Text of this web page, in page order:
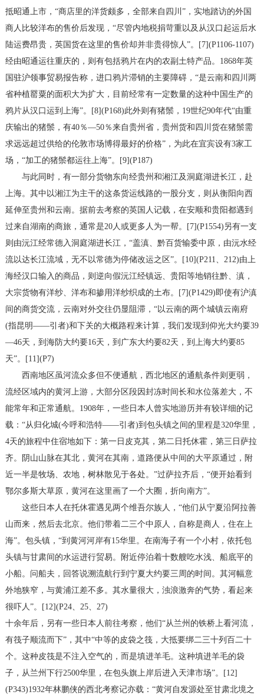
抵昭通上市，“商店里的洋货颇多，全部来自四川”，实地踏访的外国
商人比较洋布的售价后发现，“尽管内地税捐苛重以及从汉口起运后水
陆运费昂贵，英国货在这里的售价却并非贵得惊人”。[7](P1106-1107)
经由昭通运往重庆的，则有包括鸦片在内的农副土特产品。1868年英
国驻沪领事贸易报告称，进口鸦片滞销的主要障碍，“是云南和四川两
省种植罂粟的面积大为扩大，目前经常有一定数量的这种中国生产的
鸦片从汉口运到上海”。[8](P168)此外则有猪鬃，19世纪90年代“由重
庆输出的猪鬃，有40％—50％来自贵州省，贵州货和四川货在猪鬃需
求远远超过供给的伦敦市场博得最好的价格”，为此在宜宾设有3家工
场，“加工的猪鬃都运往上海”。[9](P187)
与此同时，有一部分货物东向经贵州和湘江及洞庭湖进长江，赴
上海。其中以湘江为主干的这条货运线路的一股分支，则从衡阳向西
延伸至贵州和云南。据前去考察的英国人记载，在安顺和贵阳都遇到
过来自湖南的商旅，通常是20人或更多人为一帮。[7](P1554)另有一支
则由沅江经常德入洞庭湖进长江，“盖滇、黔百货输委中原，由沅水经
流以达长江流域，无不以常德为停储改运之区”。[10](P211、212)由上
海经汉口输入的商品，则逆向假沅江经镇远、贵阳等地销往黔、滇，
大宗货物有洋纱、洋布和掺用洋纱织成的土布。[7](P1429)即使有沪滇
间的商货交流，云南对外交往仍显阻滞，“以云南的两个城镇云南府
(指昆明——引者)和下关的大概路程来计算，我们发现到仰光大约要39
—46天，到海防大约要16天，到广东大约要82天，到上海大约要85
天”。[11](P7)
西南地区虽河流众多但不便通航，西北地区的通航条件则更弱，
流经区域内的黄河上游，大部分区段因封冻时间长和水位落差大，不
能常年和正常通航。1908年，一些日本人曾实地游历并有较详细的记
载：“从归化城(今呼和浩特——引者)到包头镇之间的里程是320华里，
4天的旅程中住宿地如下：第一日皮克其，第二日托休霍，第三日萨拉
齐。阴山山脉在其北，黄河在其南，道路便从中间的大平原通过，附
近一半是牧场、农地，树林散见于各处。”过萨拉齐后，“便开始看到
鄂尔多斯大草原，黄河在这里画了一个大圈，折向南方”。
这些日本人在托休霍遇见两个维吾尔族人，“他们从宁夏沿阿拉善
山而来，然后去北京。他们带着二三个中原人，自称是商人，住在上
海”。包头镇，“到黄河河岸有15华里。在南海子有一个小村，依托包
头镇与甘肃间的水运进行贸易。附近停泊着十数艘吃水浅、船底平的
小船。问船夫，回答说溯流航行到宁夏大约要三周的时间。其河幅意
外地狭窄，与黄浦江差不多。其水量很大，浊浪激奔的气势，看起来
很吓人”。[12](P24、25、27)
十余年后，另有一些日本人前往考察，他们“从兰州的铁桥上看河流，
有筏子顺流而下”，其中“中等的皮袋之筏，大抵要绑二三十列百二十
个。这种皮筏是不注入空气的，而是填进羊毛。这种填进羊毛的袋
子，从兰州下行2500华里，在包头旗上岸后进入天津市场”。[12]
(P343)1932年林鹏侠的西北考察记亦载：“黄河自发源处至甘肃北境之